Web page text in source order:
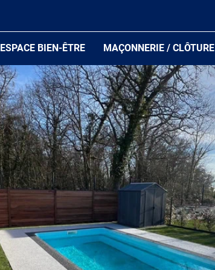
ESPACE BIEN-ÊTRE MAÇONNERIE / CLÔTURE